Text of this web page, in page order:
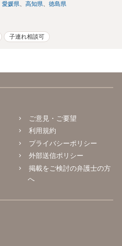
愛媛県 高知県 徳島県
子連れ相談可
ご意見・ご要望
利用規約
プライバシーポリシー
外部送信ポリシー
掲載をご検討の弁護士の方
へ